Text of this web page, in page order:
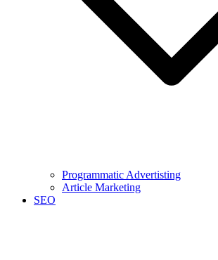
Programmatic Advertisting
Article Marketing
SEO